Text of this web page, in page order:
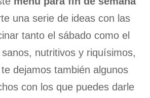
una serie de ideas con las
tanto el sábado como el
nutritivos y riquísimos,
dejamos también algunos
con los que puedes darle